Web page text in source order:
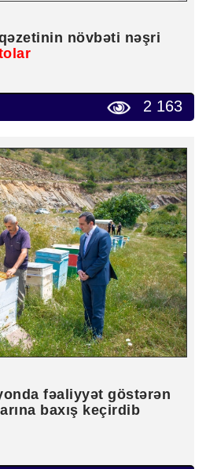
növbəti nəşri
2 163
fəaliyyət göstərən
baxış keçirdib